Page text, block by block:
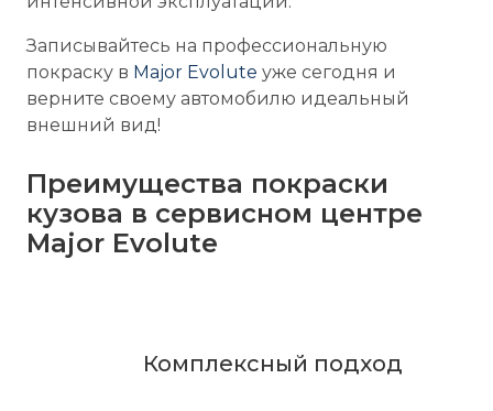
Записывайтесь на профессиональную
покраску в Major Evolute уже сегодня и
верните своему автомобилю идеальный
внешний вид!
Преимущества покраски
кузова в сервисном центре
Major Evolute
Комплексный подход